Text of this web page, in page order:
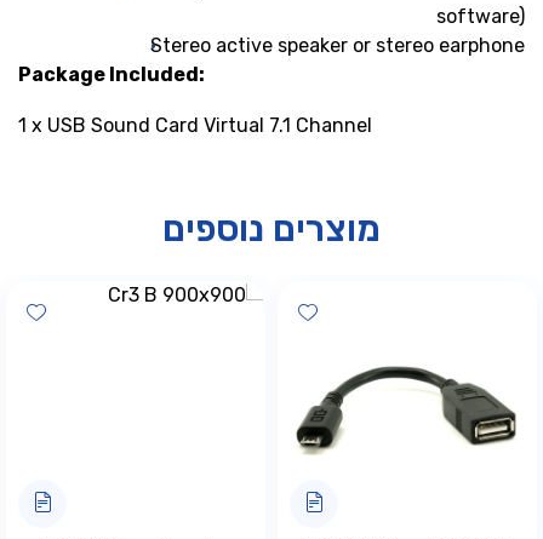
software)
Stereo active speaker or stereo earphone
Package Included:
1 x USB Sound Card Virtual 7.1 Channel
מוצרים נוספים
Add wishlist